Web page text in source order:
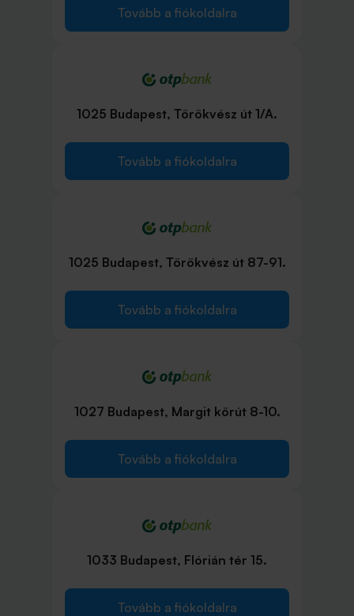
Tovább a fiókoldalra
1025 Budapest, Törökvész út 1/A.
Tovább a fiókoldalra
1025 Budapest, Törökvész út 87-91.
Tovább a fiókoldalra
1027 Budapest, Margit körút 8-10.
Tovább a fiókoldalra
1033 Budapest, Flórián tér 15.
Tovább a fiókoldalra